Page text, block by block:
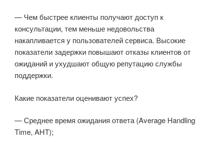
— Чем быстрее клиенты получают доступ к
консультации, тем меньше недовольства
накапливается у пользователей сервиса. Высокие
показатели задержки повышают отказы клиентов от
ожиданий и ухудшают общую репутацию службы
поддержки.
Какие показатели оценивают успех?
— Среднее время ожидания ответа (Average Handling
Time, AHT);